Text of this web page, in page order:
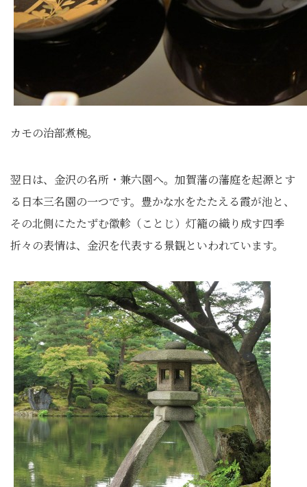
カモの治部煮椀。
翌日は、金沢の名所・兼六園へ。加賀藩の藩庭を起源とす
る日本三名園の一つです。豊かな水をたたえる霞が池と、
その北側にたたずむ徽軫（ことじ）灯籠の織り成す四季
折々の表情は、金沢を代表する景観といわれています。